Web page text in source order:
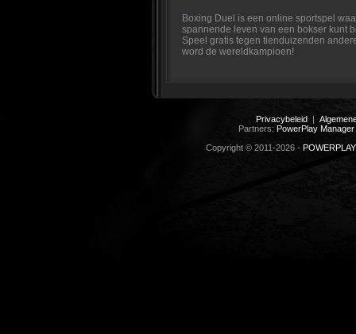
Boxing Duel is een online sportspel
spannende leven van een bokser kunt
Speel gratis tegen tienduizenden
word de wereldkampioen!
Privacybeleid|
Partners: PowerPlay
Copyright © 2011-2026 -